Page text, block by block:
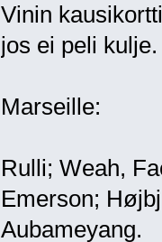
Vinin
jos ei peli
Marseille:
Rulli; Weah,
Emerson;
Aubameyang.